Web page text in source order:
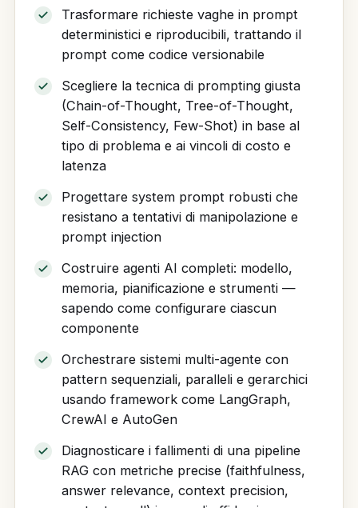
Trasformare richieste vaghe in prompt
deterministici e riproducibili, trattando il
prompt come codice versionabile
Scegliere la tecnica di prompting giusta
(Chain-of-Thought, Tree-of-Thought,
Self-Consistency, Few-Shot) in base al
tipo di problema e ai vincoli di costo e
latenza
Progettare system prompt robusti che
resistano a tentativi di manipolazione e
prompt injection
Costruire agenti AI completi: modello,
memoria, pianificazione e strumenti —
sapendo come configurare ciascun
componente
Orchestrare sistemi multi-agente con
pattern sequenziali, paralleli e gerarchici
usando framework come LangGraph,
CrewAI e AutoGen
Diagnosticare i fallimenti di una pipeline
RAG con metriche precise (faithfulness,
answer relevance, context precision,